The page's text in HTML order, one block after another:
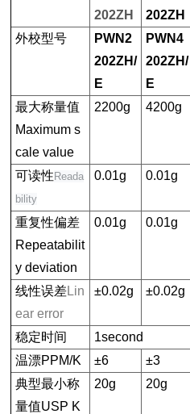
202ZH
202ZH
外校型号
PWN2
202ZH/
E
PWN4
202ZH/
E
最大称量值
Maximum s
cale value
2200g 4200g
可读性 Reada
bility
0.01g 0.01g
重复性偏差
Repeatabilit
y deviation
0.01g 0.01g
线性误差Lin
ear error
±0.02g ±0.02g
稳定时间
1second
温漂PPM/K
±6 ±3
典型最小称
量值USP K
20g 20g